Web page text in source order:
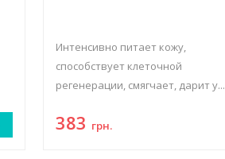
Интенсивно питает кожу,
способствует клеточной
регенерации, смягчает, дарит у...
383 грн.